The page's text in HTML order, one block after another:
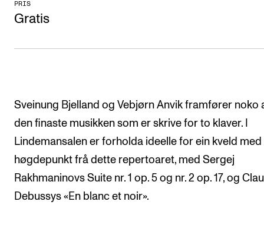
Prosjekter
Internasjonal strategi
Nettverk
IN.TUNE
PRIS
Gratis
Sveinung Bjelland og Vebjørn Anvik framfører noko
den finaste musikken som er skrive for to klaver. I
Lindemansalen er forholda ideelle for ein kveld med
høgdepunkt frå dette repertoaret, med Sergej
Rakhmaninovs Suite nr. 1 op. 5 og nr. 2 op. 17, og
Debussys «En blanc et noir».